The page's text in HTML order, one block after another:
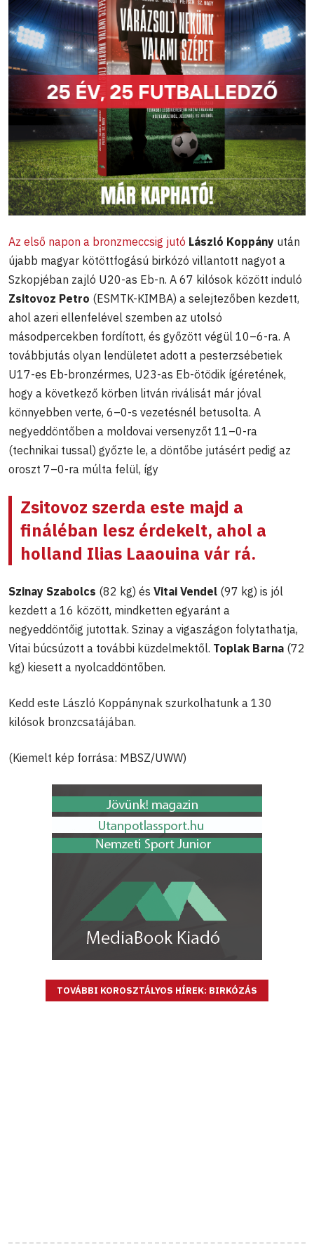
Az első napon a bronzmeccsig jutó László Koppány után
újabb magyar kötöttfogású birkózó villantott nagyot a
Szkopjéban zajló U20-as Eb-n. A 67 kilósok között induló
Zsitovoz Petro (ESMTK-KIMBA) a selejtezőben kezdett,
ahol azeri ellenfelével szemben az utolsó
másodpercekben fordított, és győzött végül 10–6-ra. A
továbbjutás olyan lendületet adott a pesterzsébetiek
U17-es Eb-bronzérmes, U23-as Eb-ötödik ígéretének,
hogy a következő körben litván riválisát már jóval
könnyebben verte, 6–0-s vezetésnél betusolta. A
negyeddöntőben a moldovai versenyzőt 11–0-ra
(technikai tussal) győzte le, a döntőbe jutásért pedig az
oroszt 7–0-ra múlta felül, így
Zsitovoz szerda este majd a
fináléban lesz érdekelt, ahol a
holland Ilias Laaouina vár rá.
Szinay Szabolcs (82 kg) és Vitai Vendel (97 kg) is jól
kezdett a 16 között, mindketten egyaránt a
negyeddöntőig jutottak. Szinay a vigaszágon folytathatja,
Vitai búcsúzott a további küzdelmektől. Toplak Barna (72
kg) kiesett a nyolcaddöntőben.
Kedd este László Koppánynak szurkolhatunk a 130
kilósok bronzcsatájában.
(Kiemelt kép forrása: MBSZ/UWW)
TOVÁBBI KOROSZTÁLYOS HÍREK: BIRKÓZÁS